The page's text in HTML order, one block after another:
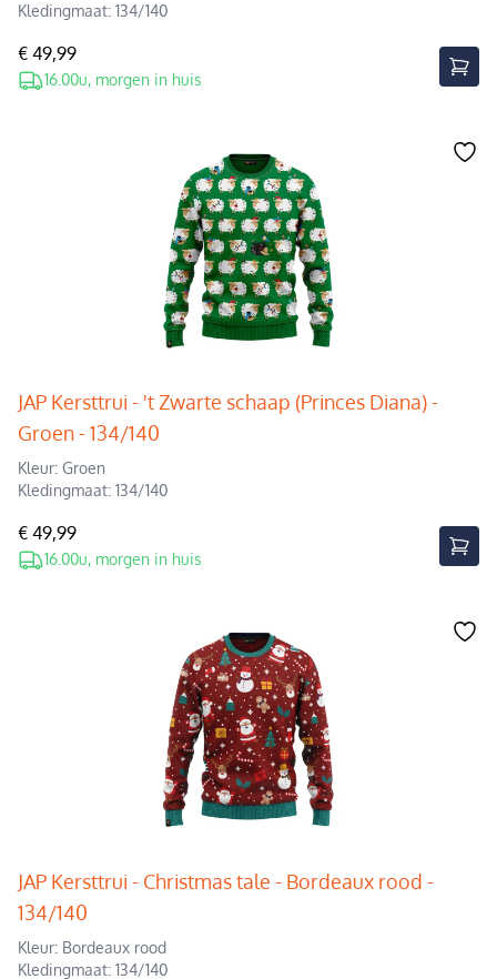
Kledingmaat: 134/140
€ 49,99
16.00u, morgen in huis
JAP Kersttrui - 't Zwarte schaap (Princes Diana) -
Groen - 134/140
Kleur: Groen
Kledingmaat: 134/140
€ 49,99
16.00u, morgen in huis
JAP Kersttrui - Christmas tale - Bordeaux rood -
134/140
Kleur: Bordeaux rood
Kledingmaat: 134/140